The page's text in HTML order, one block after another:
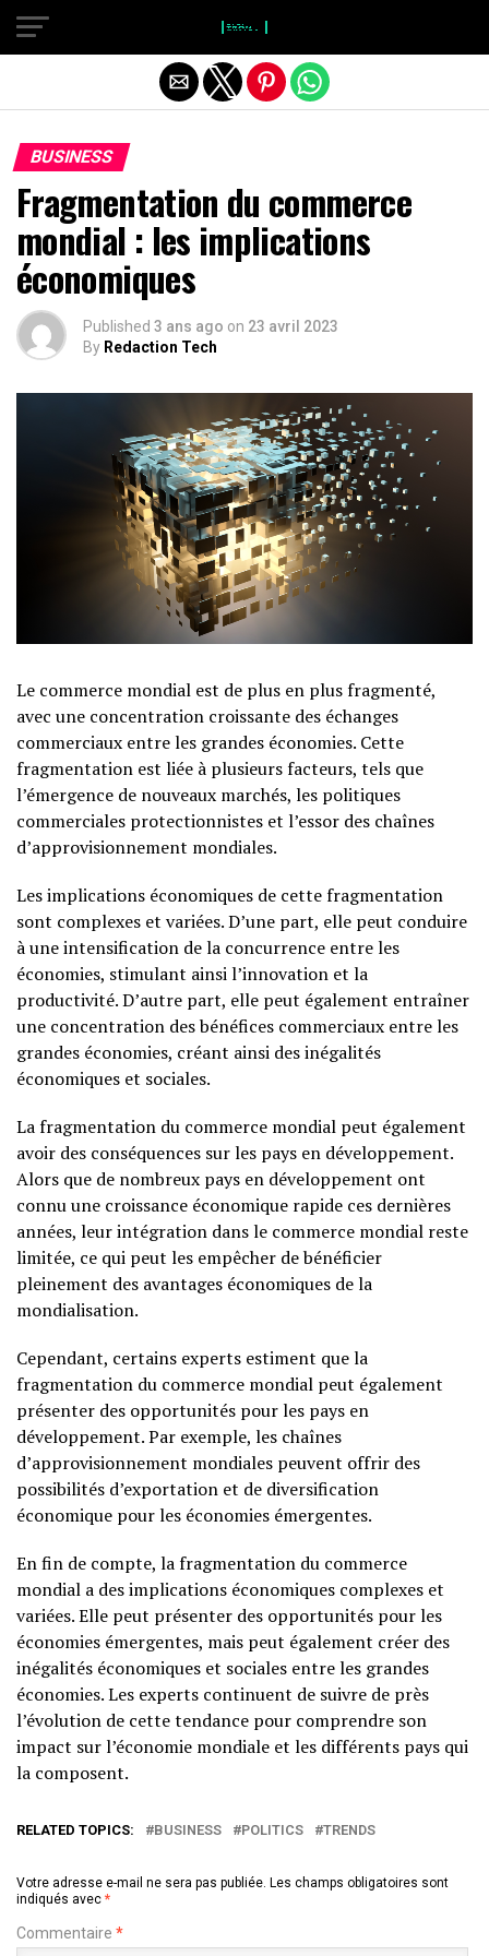
BUSINESS
Fragmentation du commerce
mondial : les implications
économiques
Published 3 ans ago on 23 avril 2023
By Redaction Tech
Le commerce mondial est de plus en plus fragmenté,
avec une concentration croissante des échanges
commerciaux entre les grandes économies. Cette
fragmentation est liée à plusieurs facteurs, tels que
l’émergence de nouveaux marchés, les politiques
commerciales protectionnistes et l’essor des chaînes
d’approvisionnement mondiales.
Les implications économiques de cette fragmentation
sont complexes et variées. D’une part, elle peut conduire
à une intensification de la concurrence entre les
économies, stimulant ainsi l’innovation et la
productivité. D’autre part, elle peut également entraîner
une concentration des bénéfices commerciaux entre les
grandes économies, créant ainsi des inégalités
économiques et sociales.
La fragmentation du commerce mondial peut également
avoir des conséquences sur les pays en développement.
Alors que de nombreux pays en développement ont
connu une croissance économique rapide ces dernières
années, leur intégration dans le commerce mondial reste
limitée, ce qui peut les empêcher de bénéficier
pleinement des avantages économiques de la
mondialisation.
Cependant, certains experts estiment que la
fragmentation du commerce mondial peut également
présenter des opportunités pour les pays en
développement. Par exemple, les chaînes
d’approvisionnement mondiales peuvent offrir des
possibilités d’exportation et de diversification
économique pour les économies émergentes.
En fin de compte, la fragmentation du commerce
mondial a des implications économiques complexes et
variées. Elle peut présenter des opportunités pour les
économies émergentes, mais peut également créer des
inégalités économiques et sociales entre les grandes
économies. Les experts continuent de suivre de près
l’évolution de cette tendance pour comprendre son
impact sur l’économie mondiale et les différents pays qui
la composent.
RELATED TOPICS: BUSINESS POLITICS TRENDS
Votre adresse e-mail ne sera pas publiée. Les champs obligatoires sont
indiqués avec *
Commentaire *